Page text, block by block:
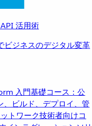
活用術
ジネスのデジタル変革
入門基礎コース：公
ビルド、デプロイ、管
トワーク技術者向けコ